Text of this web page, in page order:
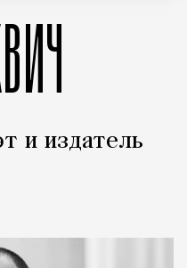
и издатель